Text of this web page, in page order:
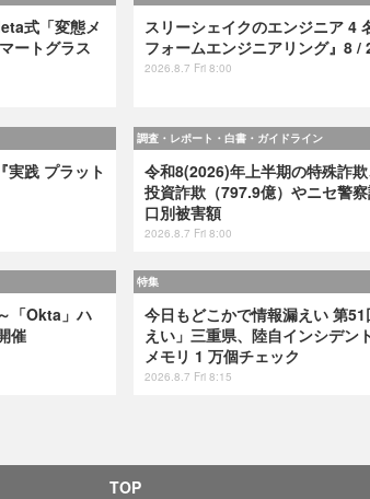
式「変態メ
ートグラス
スリーシェイクのエンジニア 4
フォームエンジニアリング』8 /
2026.8.7 Fri 8:00
実践 プラット
調査・レポート・白書・ガイドライン
令和8(2026)年上半期の特殊詐
投資詐欺（797.9億）やニセ警
口別被害額
2026.8.7 Fri 8:00
「Okta」ハ
催
特集
今日もどこかで情報漏えい 第
えい」三重県、陸自インシデン
メモリ 1 万個チェック
2026.8.7 Fri 8:15
TOP